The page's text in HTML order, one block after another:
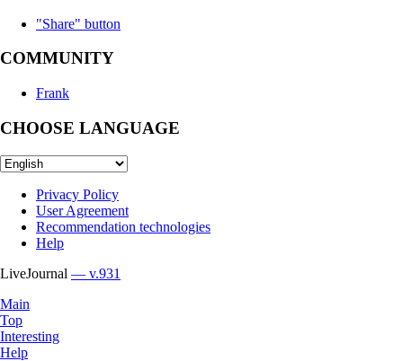
"Share" button
COMMUNITY
Frank
CHOOSE LANGUAGE
Privacy Policy
User Agreement
Recommendation technologies
Help
LiveJournal — v.931
Main
Top
Interesting
Help